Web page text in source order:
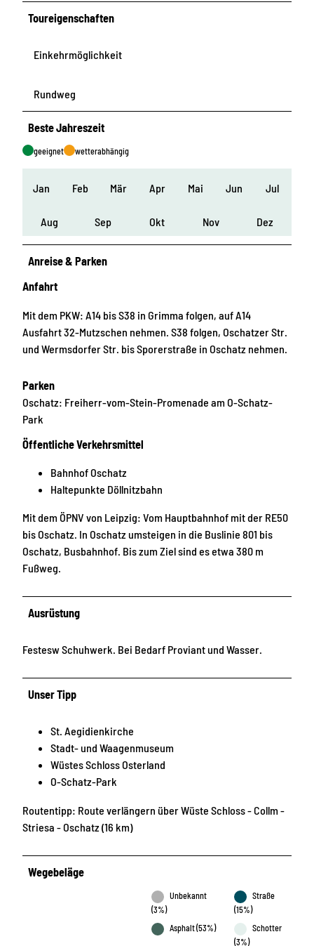
Toureigenschaften
Einkehrmöglichkeit
Rundweg
Beste Jahreszeit
geeignet wetterabhängig
Jan Feb Mär Apr Mai Jun Jul
Aug Sep Okt Nov Dez
Anreise & Parken
Anfahrt
Mit dem PKW: A14 bis S38 in Grimma folgen, auf A14
Ausfahrt 32-Mutzschen nehmen. S38 folgen, Oschatzer Str.
und Wermsdorfer Str. bis Sporerstraße in Oschatz nehmen.
Parken
Oschatz: Freiherr-vom-Stein-Promenade am O-Schatz-
Park
Öffentliche Verkehrsmittel
Bahnhof Oschatz
Haltepunkte Döllnitzbahn
Mit dem ÖPNV von Leipzig: Vom Hauptbahnhof mit der RE50
bis Oschatz. In Oschatz umsteigen in die Buslinie 801 bis
Oschatz, Busbahnhof. Bis zum Ziel sind es etwa 380 m
Fußweg.
Ausrüstung
Festesw Schuhwerk. Bei Bedarf Proviant und Wasser.
Unser Tipp
St. Aegidienkirche
Stadt- und Waagenmuseum
Wüstes Schloss Osterland
O-Schatz-Park
Routentipp: Route verlängern über Wüste Schloss - Collm -
Striesa - Oschatz (16 km)
Wegebeläge
Unbekannt
(3%)
Straße
(15%)
Asphalt (53%)
Schotter
(3%)